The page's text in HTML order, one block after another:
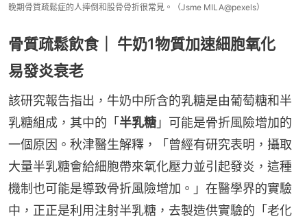
晚期骨質疏鬆症的人摔倒和股骨骨折很常見。（Jsme MILA@pexels）
骨質疏鬆飲食｜ 牛奶1物質加速細胞氧化
易發炎衰老
該研究報告指出，牛奶中所含的乳糖是由葡萄糖和半
乳糖組成，其中的「半乳糖 」可能是骨折風險增加的
一個原因。秋津醫生解釋，「曾經有研究表明，攝取
大量半乳糖會給細胞帶來氧化壓力並引起發炎，這種
機制也可能是導致骨折風險增加。」在醫學界的實驗
中，正正是利用注射半乳糖，去製造供實驗的「老化